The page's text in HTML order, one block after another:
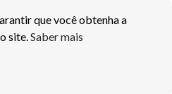
que você obtenha a
site.Saber mais